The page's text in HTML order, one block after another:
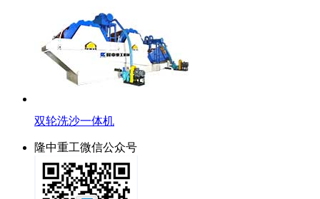
双轮洗沙一体机
隆中重工微信公众号